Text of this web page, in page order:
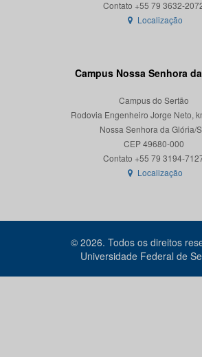
Localização
Campus Nossa Senhora
Campus do Sertão
Rodovia Engenheiro Jorge Neto,
Nossa Senhora da Glória/
CEP 49680-000
Localização
© 2026. Todos os direitos
Universidade Federal de